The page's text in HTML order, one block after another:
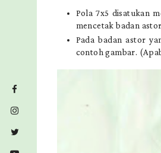
Pola 7x5 disatukan
mencetak badan
Pada badan astor
contoh gambar.